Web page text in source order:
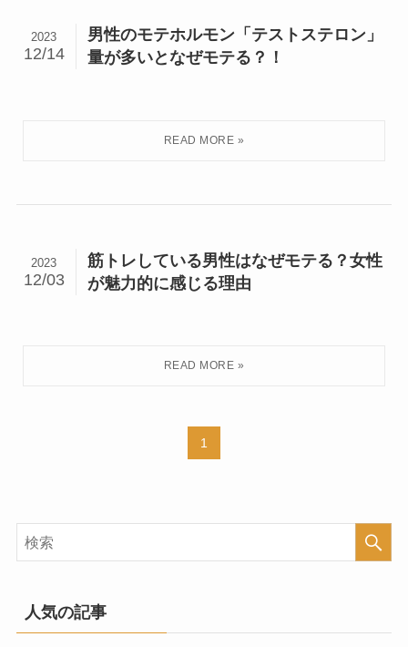
男性のモテホルモン「テストステロン」
量が多いとなぜモテる？！
2023
12/14
筋トレしている男性はなぜモテる？女性
が魅力的に感じる理由
2023
12/03
1
人気の記事